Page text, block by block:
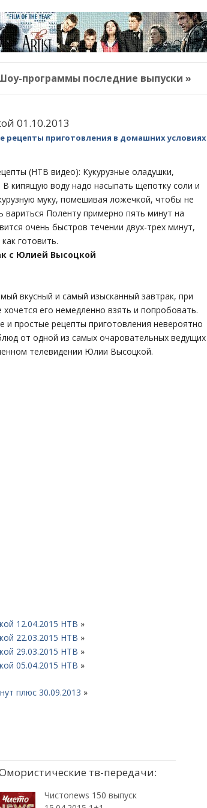
программы последние выпуски »
01.10.2013
рецепты приготовления в домашних условиях
(НТВ видео): Кукурузные оладушки,
кипящую воду надо насыпать щепотку соли и
муку, помешивая ложечкой, чтобы не
Поленту примерно пять минут на
очень быстров течении двух-трех минут,
готовить.
с Юлией Высоцкой
вкусный и самый изысканный завтрак, при
его немедленно взять и попробовать.
простые рецепты приготовления невероятно
от одной из самых очаровательных ведущих
телевидении Юлии Высоцкой.
12.04.2015 НТВ »
22.03.2015 НТВ »
29.03.2015 НТВ »
05.04.2015 НТВ »
плюс 30.09.2013 »
тв-передачи:
Чистоnews 150 выпуск